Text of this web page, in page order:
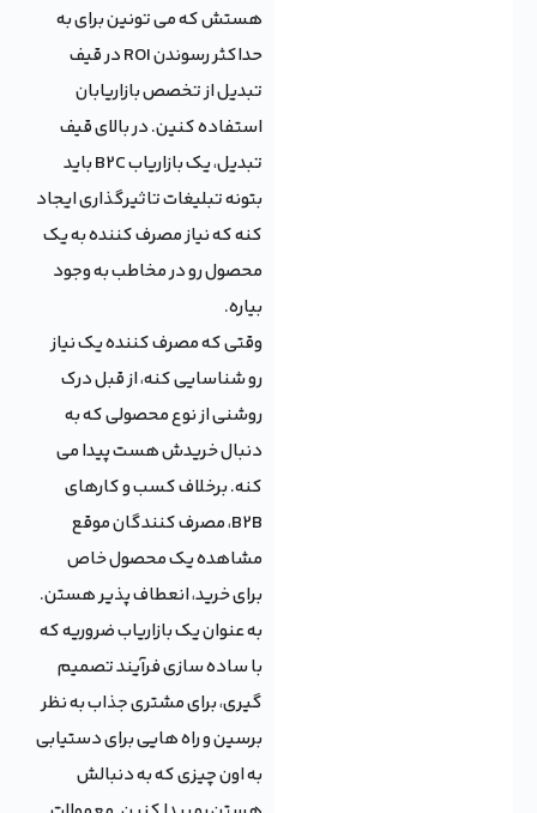
هستش که می تونین برای به
حداکثر رسوندن ROI در قیف
تبدیل از تخصص بازاریابان
استفاده کنین. در بالای قیف
تبدیل، یک بازاریاب B2C باید
بتونه تبلیغات تاثیرگذاری ایجاد
کنه که نیاز مصرف کننده به یک
محصول رو در مخاطب به وجود
بیاره.
وقتی که مصرف کننده یک نیاز
رو شناسایی کنه، از قبل درک
روشنی از نوع محصولی که به
دنبال خریدش هست پیدا می
کنه. برخلاف کسب و کارهای
B2B، مصرف کنندگان موقع
مشاهده یک محصول خاص
برای خرید، انعطاف پذیر هستن.
به عنوان یک بازاریاب ضروریه که
با ساده سازی فرآیند تصمیم
گیری، برای مشتری جذاب به نظر
برسین و راه هایی برای دستیابی
به اون چیزی که به دنبالش